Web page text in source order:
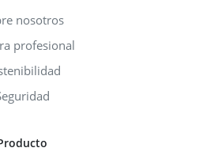
nosotros
profesional